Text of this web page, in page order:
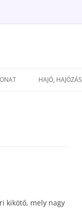
HAJÓ, HAJÓZÁS
kikötő, mely nagy